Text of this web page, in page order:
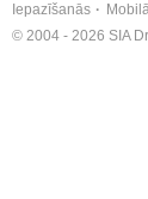
Iepazīšanās
© 2004 - 2026 SIA